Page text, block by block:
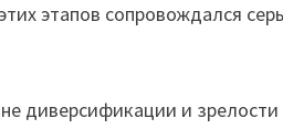
этапов сопровождался
диверсификации и